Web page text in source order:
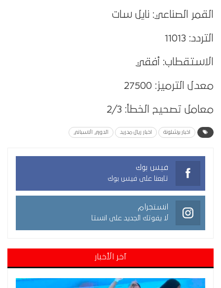
القمر الصناعي: نايل سات
التردد: 11013
الاستقطاب: أفقي
معدل الترميز: 27500
معامل تصحيح الخطأ: 2/3
اخبار برشلونة اخبار ريال مدريد الدوري الاسباني
فيس بوك
تابعنا على فيس بوك
انستجرام
لا يفوتك الجديد على انستا
آخر الأخبار